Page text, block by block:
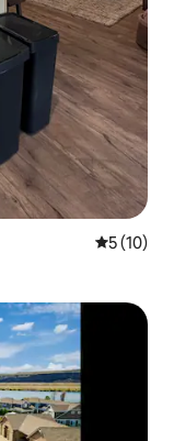
5 (10)